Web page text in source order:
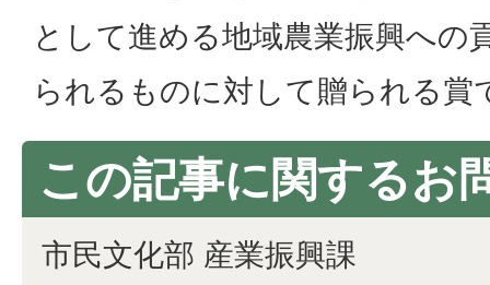
として進める地域農業振興への
られるものに対して贈られる賞
この記事に関するお
市民文化部 産業振興課